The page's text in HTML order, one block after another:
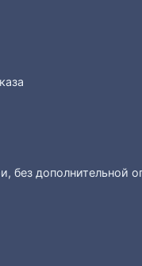
без дополнительной